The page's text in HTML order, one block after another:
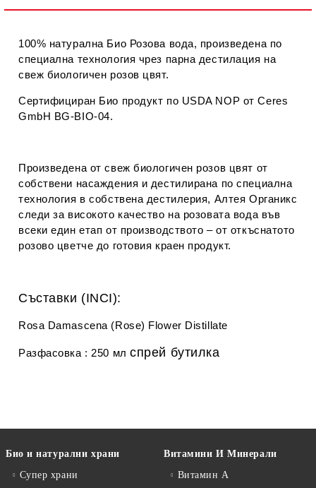
100% натурална Био Розова вода, произведена по
специална технология чрез парна дестилация на
свеж биологичен розов цвят.
Сертифициран Био продукт по USDA NOP от Ceres
GmbH BG-BIO-04.
Произведена от свеж биологичен розов цвят от
собствени насаждения и дестилирана по специална
технология в собствена дестилерия, Алтея Органикс
следи за високото качество на розовата вода във
всеки един етап от производството – от откъснатото
розово цветче до готовия краен продукт.
Съставки (INCI):
Rosa Damascena (Rose) Flower Distillate
Разфасовка : 250 млспрей бутилка
Био и натурални храни
Супер храни
Витамини И Минерали
Витамин А